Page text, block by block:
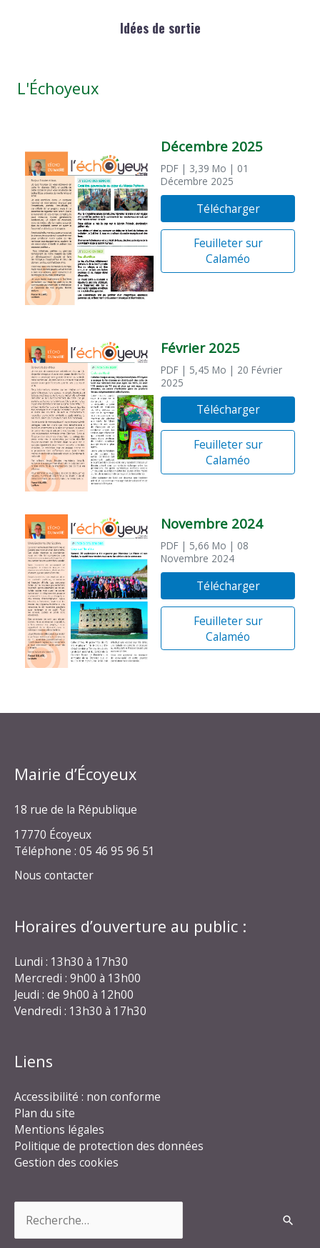
Idées de sortie
L'Échoyeux
Décembre 2025
PDF | 3,39 Mo | 01
Décembre 2025
Télécharger
Feuilleter sur
Calaméo
Février 2025
PDF | 5,45 Mo | 20 Février
2025
Télécharger
Feuilleter sur
Calaméo
Novembre 2024
PDF | 5,66 Mo | 08
Novembre 2024
Télécharger
Feuilleter sur
Calaméo
Mairie d’Écoyeux
18 rue de la République
17770 Écoyeux
Téléphone : 05 46 95 96 51
Nous contacter
Horaires d’ouverture au public :
Lundi : 13h30 à 17h30
Mercredi : 9h00 à 13h00
Jeudi : de 9h00 à 12h00
Vendredi : 13h30 à 17h30
Liens
Accessibilité : non conforme
Plan du site
Mentions légales
Politique de protection des données
Gestion des cookies